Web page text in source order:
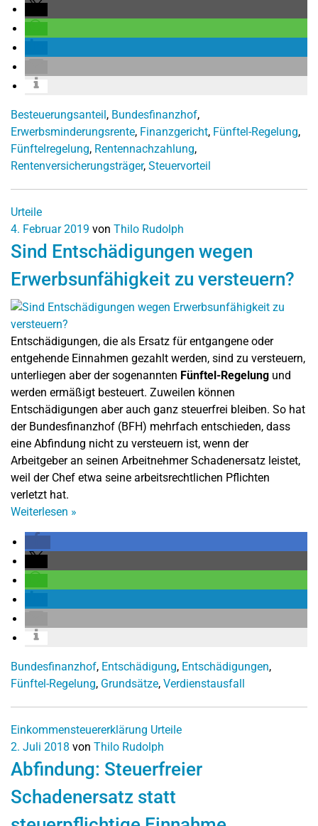
Besteuerungsanteil, Bundesfinanzhof,
Erwerbsminderungsrente, Finanzgericht, Fünftel-Regelung,
Fünftelregelung, Rentennachzahlung,
Rentenversicherungsträger, Steuervorteil
Urteile
4. Februar 2019 von Thilo Rudolph
Sind Entschädigungen wegen
Erwerbsunfähigkeit zu versteuern?
Entschädigungen, die als Ersatz für entgangene oder
entgehende Einnahmen gezahlt werden, sind zu versteuern,
unterliegen aber der sogenannten Fünftel-Regelung und
werden ermäßigt besteuert. Zuweilen können
Entschädigungen aber auch ganz steuerfrei bleiben. So hat
der Bundesfinanzhof (BFH) mehrfach entschieden, dass
eine Abfindung nicht zu versteuern ist, wenn der
Arbeitgeber an seinen Arbeitnehmer Schadenersatz leistet,
weil der Chef etwa seine arbeitsrechtlichen Pflichten
verletzt hat.
Weiterlesen »
Bundesfinanzhof, Entschädigung, Entschädigungen,
Fünftel-Regelung, Grundsätze, Verdienstausfall
Einkommensteuererklärung Urteile
2. Juli 2018 von Thilo Rudolph
Abfindung: Steuerfreier
Schadenersatz statt